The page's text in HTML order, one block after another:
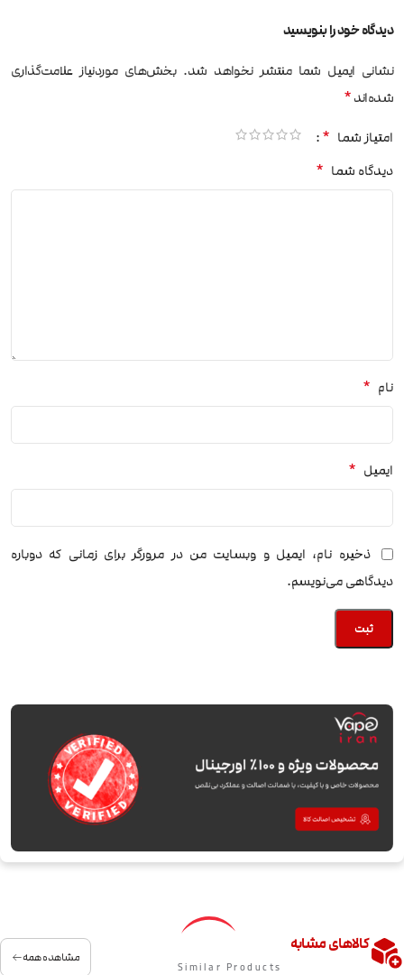
دیدگاه خود را بنویسید
نشانی ایمیل شما منتشر نخواهد شد. بخش‌های موردنیاز علامت‌گذاری
شده‌اند*
امتیاز شما *
دیدگاه شما *
نام *
ایمیل *
ذخیره نام، ایمیل و وبسایت من در مرورگر برای زمانی که دوباره
دیدگاهی می‌نویسم.
کالاهای مشابه
Similar Products
مشاهده همه